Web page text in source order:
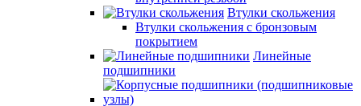
Втулки скольжения
Втулки скольжения с бронзовым
покрытием
Линейные
подшипники